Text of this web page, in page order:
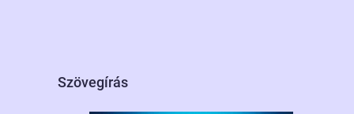
Szövegírás